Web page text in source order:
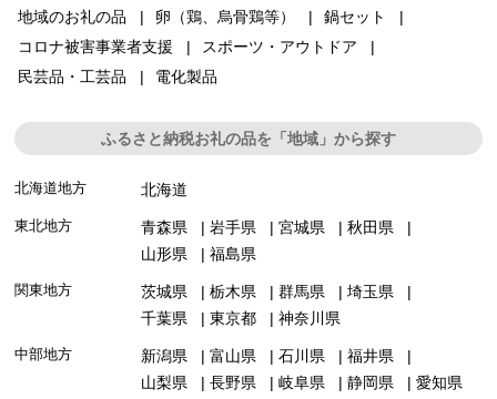
地域のお礼の品
卵（鶏、烏骨鶏等）
鍋セット
コロナ被害事業者支援
スポーツ・アウトドア
民芸品・工芸品
電化製品
ふるさと納税お礼の品を「地域」から探す
北海道地方 北海道
東北地方 青森県 岩手県 宮城県
秋田県
山形県
福島県
関東地方 茨城県 栃木県 群馬県
埼玉県
千葉県
東京都 神奈川県
中部地方 新潟県 富山県 石川県
福井県
山梨県
長野県 岐阜県 静岡県 愛知県